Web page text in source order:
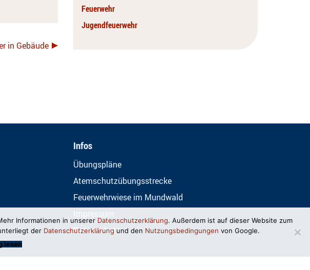
in Gebäude
Feuerwehr
Jugendfeuerwehr
Infos
Übungspläne
Atemschutzübungsstrecke
Feuerwehrwiese im Mundwald
Datenschutz
Informationen in unserer Datenschutzerklärung. Außerdem ist auf dieser Website zum
der Datenschutzerklärung und den Nutzungsbedingungen von Google.
lesen